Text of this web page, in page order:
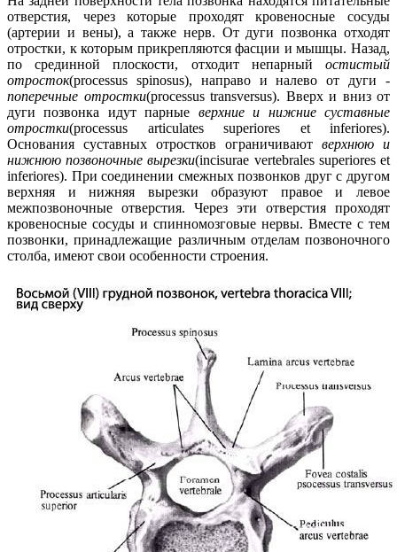
отверстия, через которые проходят кровеносные сосуды
(артерии и вены), а также нерв. От дуги позвонка отходят
отростки, к которым прикрепляются фасции и мышцы. Назад,
по срединной плоскости, отходит непарный остистый
отросток(processus spinosus), направо и налево от дуги -
поперечные отростки(processus transversus). Вверх и вниз от
дуги позвонка идут парные верхние и нижние суставные
отростки(processus articulates superiores et inferiores).
Основания суставных отростков ограничивают верхнюю и
нижнюю позвоночные вырезки(incisurae vertebrales superiores et
inferiores). При соединении смежных позвонков друг с другом
верхняя и нижняя вырезки образуют правое и левое
межпозвоночные отверстия. Через эти отверстия проходят
кровеносные сосуды и спинномозговые нервы. Вместе с тем
позвонки, принадлежащие различным отделам позвоночного
столба, имеют свои особенности строения.